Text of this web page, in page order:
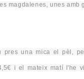
magdalenes, unes amb
pres una mica el pèl,
i el mateix matí l'he